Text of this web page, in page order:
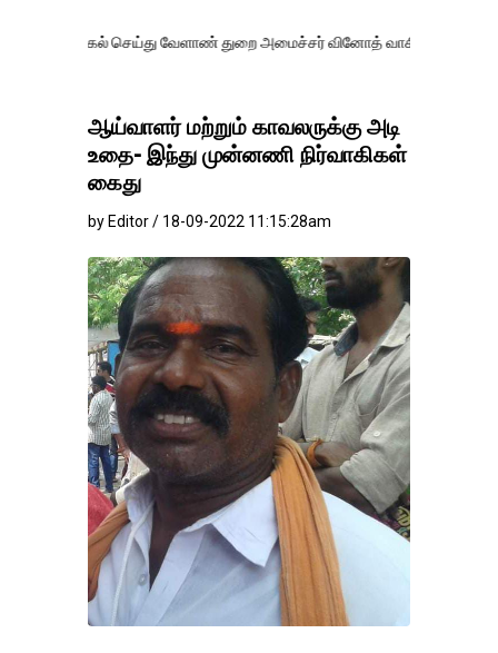
செய்து வேளாண் துறை அமைச்சர் வினோத் வாசித்து வருகிறார். �.
ஆய்வாளர் மற்றும் காவலருக்கு அடி
உதை- இந்து முன்னணி நிர்வாகிகள்
கைது
by Editor / 18-09-2022 11:15:28am